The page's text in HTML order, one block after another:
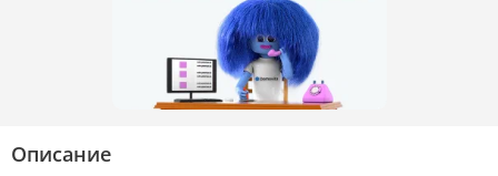
Описание